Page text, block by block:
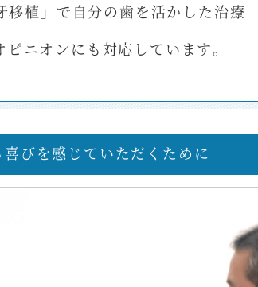
移植」で自分の歯を活かした治療
ピニオンにも対応しています。
びを感じていただくために